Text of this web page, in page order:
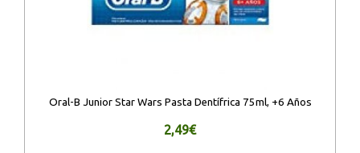
Oral-B Junior Star Wars Pasta Dentífrica 75ml, +6 Años
2,49€